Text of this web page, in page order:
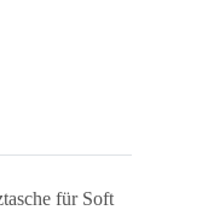
für Soft